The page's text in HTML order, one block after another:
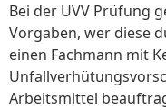
Bei der UVV Prüfung
Vorgaben, wer diese
einen Fachmann mit
Arbeitsmittel